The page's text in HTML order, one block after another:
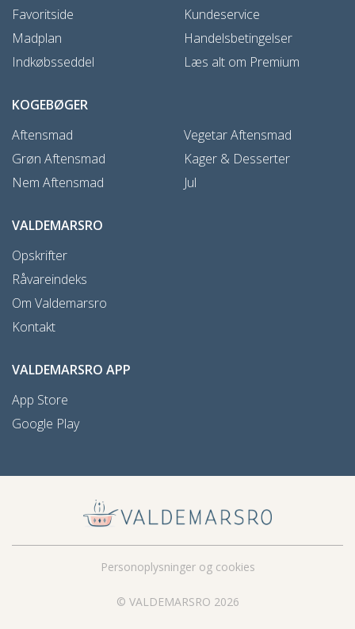
Favoritside
Madplan
Indkøbsseddel
Kundeservice
Handelsbetingelser
Læs alt om Premium
KOGEBØGER
Aftensmad
Grøn Aftensmad
Nem Aftensmad
Vegetar Aftensmad
Kager & Desserter
Jul
VALDEMARSRO
Opskrifter
Råvareindeks
Om Valdemarsro
Kontakt
VALDEMARSRO APP
App Store
Google Play
© VALDEMARSRO 2026
Personoplysninger og cookies